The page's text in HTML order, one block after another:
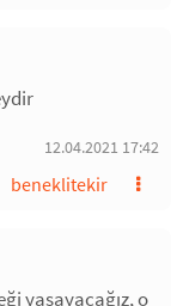
12.04.2021 17:42
beneklitekir
yaşayacağız, o